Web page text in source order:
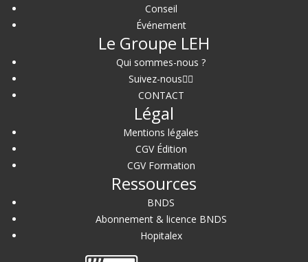
Conseil
Événement
Le Groupe LEH
Qui sommes-nous ?
Suivez-nous
CONTACT
Légal
Mentions légales
CGV Édition
CGV Formation
Ressources
BNDS
Abonnement & licence BNDS
Hopitalex